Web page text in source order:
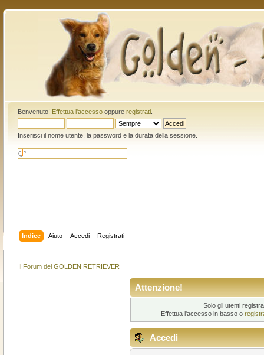
Benvenuto! Effettua l'accessooppure registrati.
Inserisci il nome utente, la password e la durata della sessione.
Indice Aiuto Accedi Registrati
Il Forum del GOLDEN RETRIEVER
Attenzione!
Solo gli utenti
Effettua l'accesso in basso o
Accedi